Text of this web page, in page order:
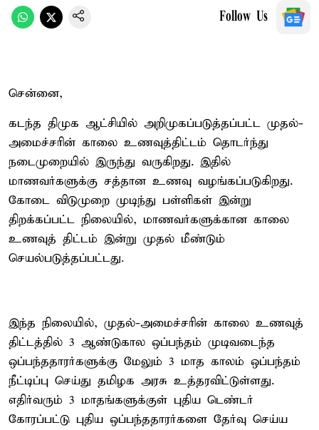
Follow Us
சென்னை,
கடந்த திமுக ஆட்சியில் அறிமுகப்படுத்தப்பட்ட முதல்-
அமைச்சரின் காலை உணவுத்திட்டம் தொடர்ந்து
நடைமுறையில் இருந்து வருகிறது. இதில்
மாணவர்களுக்கு சத்தான உணவு வழங்கப்படுகிறது.
கோடை விடுமுறை முடிந்து பள்ளிகள் இன்று
திறக்கப்பட்ட நிலையில், மாணவர்களுக்கான காலை
உணவுத் திட்டம் இன்று முதல் மீண்டும்
செயல்படுத்தப்பட்டது.
இந்த நிலையில், முதல்-அமைச்சரின் காலை உணவுத்
திட்டத்தில் 3 ஆண்டுகால ஒப்பந்தம் முடிவடைந்த
ஒப்பந்ததாரர்களுக்கு மேலும் 3 மாத காலம் ஒப்பந்தம்
நீட்டிப்பு செய்து தமிழக அரசு உத்தரவிட்டுள்ளது.
எதிர்வரும் 3 மாதங்களுக்குள் புதிய டெண்டர்
கோரப்பட்டு புதிய ஒப்பந்ததாரர்களை தேர்வு செய்ய